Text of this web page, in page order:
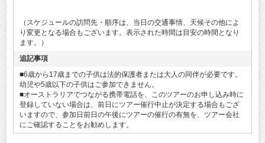
（スケジュールの訪問先・順序は、当日の交通事情、天候その他によ
り変更となる場合もございます。表示された時間は目安の時間となり
ます。）
追記事項
■6歳から17歳までの子供は法的保護者または大人の同伴が必要です。
幼児や5歳以下の子供はご参加できません。
■オーストラリアでつながる携帯電話を、このツアーのお申し込み時に
登録していない場合は、前日にツアー催行中止が決定する場合もござ
いますので、参加日前日の午後にツアーの催行の有無を、ツアー会社
にご確認することをお勧めします。